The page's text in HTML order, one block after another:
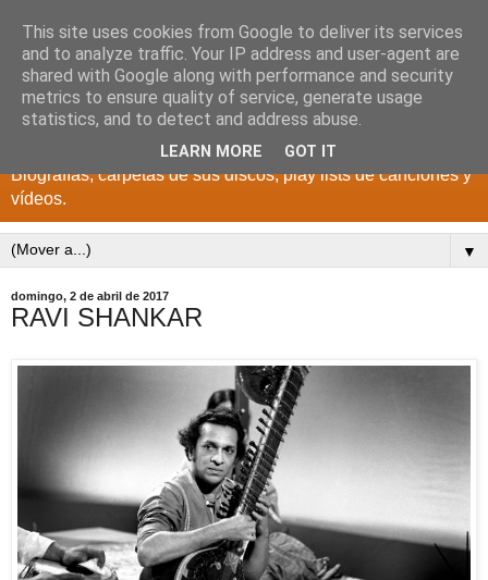
DISCOS PARA EL
RECUERDO
CANTANTES Y GRUPOS DE LOS AÑOS 1950 a 2022.
Biografías, carpetas de sus discos, play lists de canciones y
vídeos.
▼
domingo, 2 de abril de 2017
RAVI SHANKAR
This site uses cookies from Google to deliver its services
and to analyze traffic. Your IP address and user-agent are
shared with Google along with performance and security
metrics to ensure quality of service, generate usage
statistics, and to detect and address abuse.
LEARN MORE GOT IT